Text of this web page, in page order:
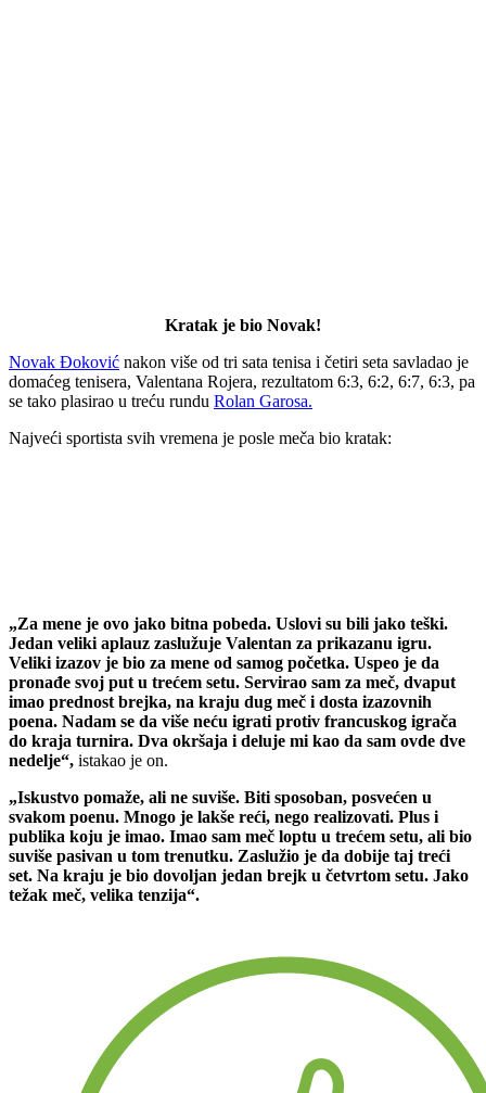
Kratak je bio Novak!
Novak Đoković nakon više od tri sata tenisa i četiri seta savladao je
domaćeg tenisera, Valentana Rojera, rezultatom 6:3, 6:2, 6:7, 6:3, pa
se tako plasirao u treću rundu Rolan Garosa.
Najveći sportista svih vremena je posle meča bio kratak:
„Za mene je ovo jako bitna pobeda. Uslovi su bili jako teški.
Jedan veliki aplauz zaslužuje Valentan za prikazanu igru.
Veliki izazov je bio za mene od samog početka. Uspeo je da
pronađe svoj put u trećem setu. Servirao sam za meč, dvaput
imao prednost brejka, na kraju dug meč i dosta izazovnih
poena. Nadam se da više neću igrati protiv francuskog igrača
do kraja turnira. Dva okršaja i deluje mi kao da sam ovde dve
nedelje“, istakao je on.
„Iskustvo pomaže, ali ne suviše. Biti sposoban, posvećen u
svakom poenu. Mnogo je lakše reći, nego realizovati. Plus i
publika koju je imao. Imao sam meč loptu u trećem setu, ali bio
suviše pasivan u tom trenutku. Zaslužio je da dobije taj treći
set. Na kraju je bio dovoljan jedan brejk u četvrtom setu. Jako
težak meč, velika tenzija“.